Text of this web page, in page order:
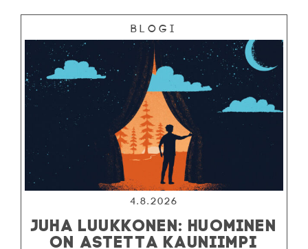
Blogi
4.8.2026
JUHA LUUKKONEN: HUOMINEN
ON ASTETTA KAUNIIMPI